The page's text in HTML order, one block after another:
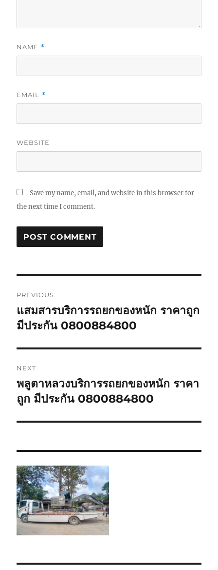
NAME *
EMAIL *
WEBSITE
Save my name, email, and website in this browser for
the next time I comment.
navigation
PREVIOUS
Previous
post:
แสมสารบริการรถยกของหนัก ราคาถูก
มีประกัน 0800884800
NEXT
Next
post:
พลูตาหลวงบริการรถยกของหนัก ราคา
ถูก มีประกัน 0800884800